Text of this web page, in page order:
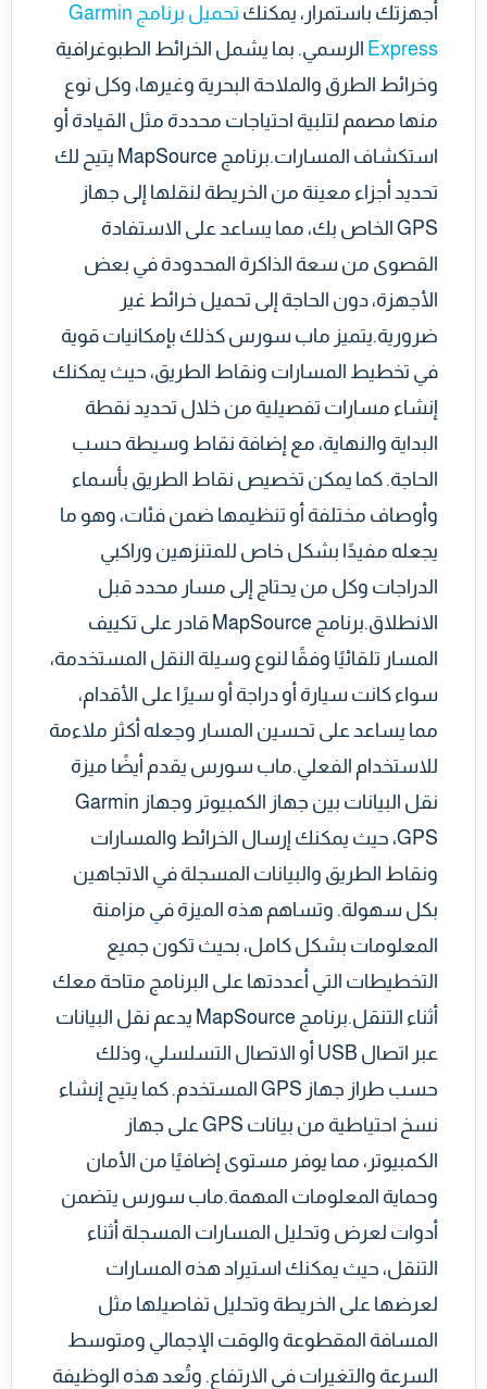
أجهزتك باستمرار، يمكنك
تحميل برنامج Garmin
Express الرسمي. بما يشمل الخرائط الطبوغرافية
وخرائط الطرق والملاحة البحرية وغيرها، وكل نوع
منها مصمم لتلبية احتياجات محددة مثل القيادة أو
استكشاف المسارات.برنامج MapSource يتيح لك
تحديد أجزاء معينة من الخريطة لنقلها إلى جهاز
GPS الخاص بك، مما يساعد على الاستفادة
القصوى من سعة الذاكرة المحدودة في بعض
الأجهزة، دون الحاجة إلى تحميل خرائط غير
ضرورية.يتميز ماب سورس كذلك بإمكانيات قوية
في تخطيط المسارات ونقاط الطريق، حيث يمكنك
إنشاء مسارات تفصيلية من خلال تحديد نقطة
البداية والنهاية، مع إضافة نقاط وسيطة حسب
الحاجة. كما يمكن تخصيص نقاط الطريق بأسماء
وأوصاف مختلفة أو تنظيمها ضمن فئات، وهو ما
يجعله مفيدًا بشكل خاص للمتنزهين وراكبي
الدراجات وكل من يحتاج إلى مسار محدد قبل
الانطلاق.برنامج MapSource قادر على تكييف
المسار تلقائيًا وفقًا لنوع وسيلة النقل المستخدمة،
سواء كانت سيارة أو دراجة أو سيرًا على الأقدام،
مما يساعد على تحسين المسار وجعله أكثر ملاءمة
للاستخدام الفعلي.ماب سورس يقدم أيضًا ميزة
نقل البيانات بين جهاز الكمبيوتر وجهاز Garmin
GPS، حيث يمكنك إرسال الخرائط والمسارات
ونقاط الطريق والبيانات المسجلة في الاتجاهين
بكل سهولة. وتساهم هذه الميزة في مزامنة
المعلومات بشكل كامل، بحيث تكون جميع
التخطيطات التي أعددتها على البرنامج متاحة معك
أثناء التنقل.برنامج MapSource يدعم نقل البيانات
عبر اتصال USB أو الاتصال التسلسلي، وذلك
حسب طراز جهاز GPS المستخدم. كما يتيح إنشاء
نسخ احتياطية من بيانات GPS على جهاز
الكمبيوتر، مما يوفر مستوى إضافيًا من الأمان
وحماية المعلومات المهمة.ماب سورس يتضمن
أدوات لعرض وتحليل المسارات المسجلة أثناء
التنقل، حيث يمكنك استيراد هذه المسارات
لعرضها على الخريطة وتحليل تفاصيلها مثل
المسافة المقطوعة والوقت الإجمالي ومتوسط
السرعة والتغيرات في الارتفاع. وتُعد هذه الوظيفة